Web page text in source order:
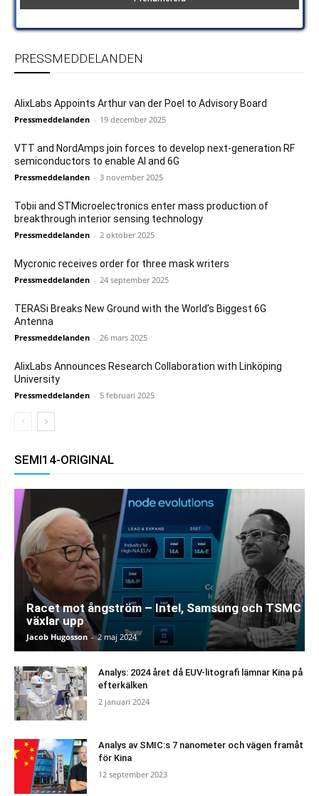
PRESSMEDDELANDEN
AlixLabs Appoints Arthur van der Poel to Advisory Board
Pressmeddelanden - 19 december 2025
VTT and NordAmps join forces to develop next-generation RF
semiconductors to enable AI and 6G
Pressmeddelanden - 3 november 2025
Tobii and STMicroelectronics enter mass production of
breakthrough interior sensing technology
Pressmeddelanden - 2 oktober 2025
Mycronic receives order for three mask writers
Pressmeddelanden - 24 september 2025
TERASi Breaks New Ground with the World’s Biggest 6G
Antenna
Pressmeddelanden - 26 mars 2025
AlixLabs Announces Research Collaboration with Linköping
University
Pressmeddelanden - 5 februari 2025
SEMI14-ORIGINAL
Racet mot ångström – Intel, Samsung och TSMC
växlar upp
Jacob Hugosson - 2 maj 2024
Analys: 2024 året då EUV-litografi lämnar Kina på
efterkälken
2 januari 2024
Analys av SMIC:s 7 nanometer och vägen framåt
för Kina
12 september 2023